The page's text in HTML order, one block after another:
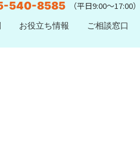
540-8585 （平日9:00〜17:00）
お役立ち情報 ご相談窓口